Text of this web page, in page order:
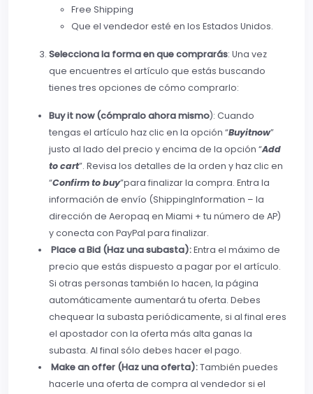
Free Shipping
Que el vendedor esté en los Estados Unidos.
Selecciona la forma en que comprarás: Una vez
que encuentres el artículo que estás buscando
tienes tres opciones de cómo comprarlo:
Buy it now (cómpralo ahora mismo): Cuando
tengas el artículo haz clic en la opción “Buyitnow”
justo al lado del precio y encima de la opción “Add
to cart”. Revisa los detalles de la orden y haz clic en
“Confirm to buy”para finalizar la compra. Entra la
información de envío (ShippingInformation – la
dirección de Aeropaq en Miami + tu número de AP)
y conecta con PayPal para finalizar.
Place a Bid (Haz una subasta):Entra el máximo de
precio que estás dispuesto a pagar por el artículo.
Si otras personas también lo hacen, la página
automáticamente aumentará tu oferta. Debes
chequear la subasta periódicamente, si al final eres
el apostador con la oferta más alta ganas la
subasta. Al final sólo debes hacer el pago.
Make an offer (Haz una oferta):También puedes
hacerle una oferta de compra al vendedor si el